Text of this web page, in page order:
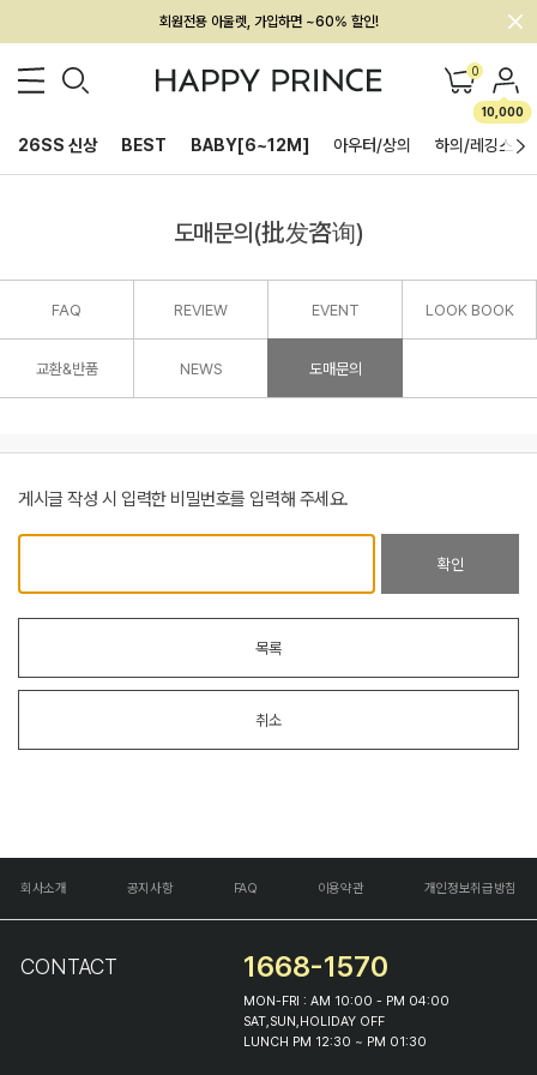
회원전용 아울렛, 가입하면 ~60% 할인!
멤버십 최대 28,000원 혜택 0
10,000
26SS 신상 BEST BABY[6~12M] 아우터/상의 하의/레깅스
도매문의(批发咨询)
FAQ REVIEW EVENT LOOK BOOK
교환&반품 NEWS 도매문의
게시글 작성 시 입력한 비밀번호를 입력해 주세요.
확인
목록
취소
회사소개 공지사항 FAQ 이용약관 개인정보취급방침
CONTACT 1668-1570
MON-FRI : AM 10:00 - PM 04:00
SAT,SUN,HOLIDAY OFF
LUNCH PM 12:30 ~ PM 01:30